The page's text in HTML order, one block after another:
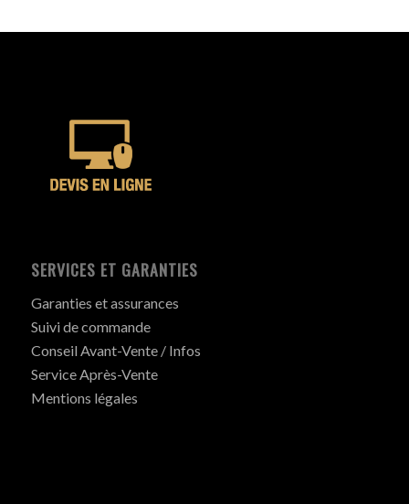
SERVICES ET GARANTIES
Garanties et assurances
Suivi de commande
Conseil Avant-Vente / Infos
Service Après-Vente
Mentions légales